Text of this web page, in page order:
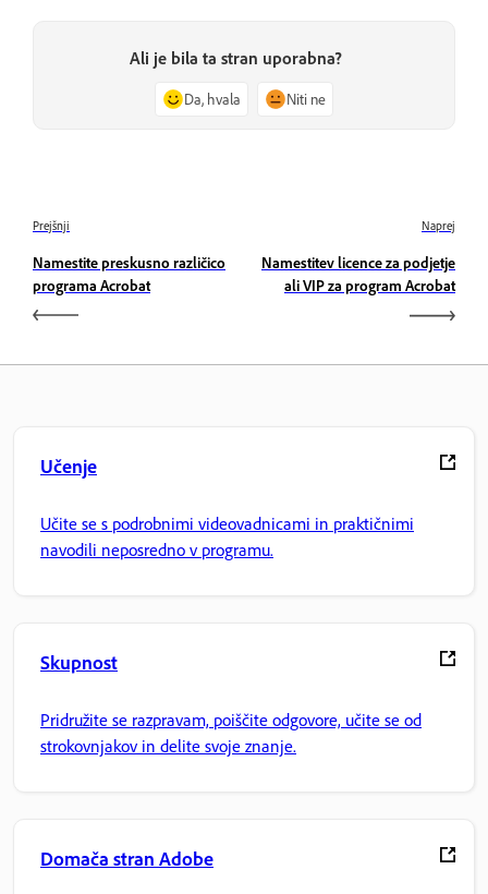
Ali je bila ta stran uporabna?
Da, hvala Niti ne
Prejšnji
Namestite preskusno različico
programa Acrobat
Naprej
Namestitev licence za podjetje
ali VIP za program Acrobat
Učenje
Učite se s podrobnimi videovadnicami in praktičnimi
navodili neposredno v programu.
Skupnost
Pridružite se razpravam, poiščite odgovore, učite se od
strokovnjakov in delite svoje znanje.
Domača stran Adobe